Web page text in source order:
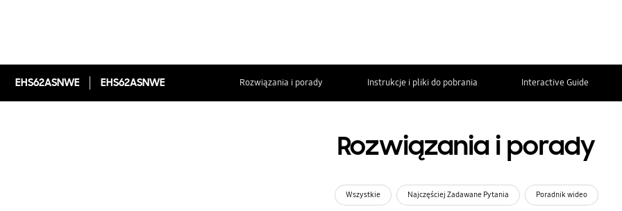
EHS62ASNWE EHS62ASNWE Rozwiązania i porady Instrukcje i pliki do pobrania Interactive Guide
Rozwiązania i porady
Wszystkie Najczęściej Zadawane Pytania Poradnik wideo